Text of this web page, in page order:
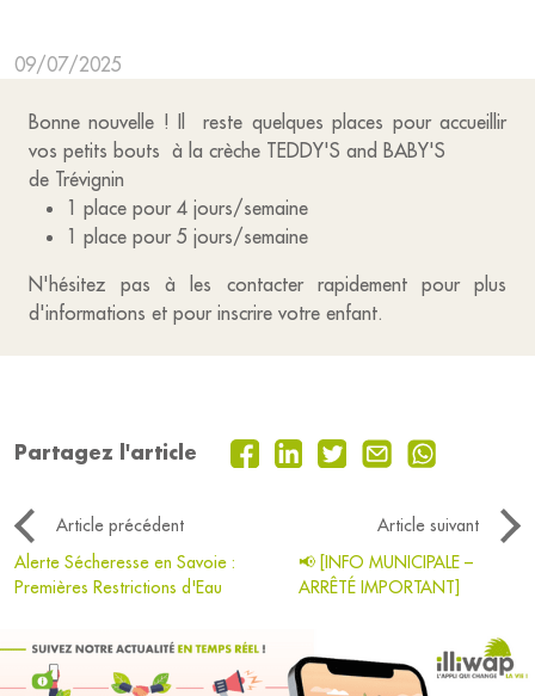
09/07/2025
Bonne nouvelle ! Il reste quelques places pour accueillir
vos petits bouts à la crèche TEDDY'S and BABY'S
de Trévignin
1 place pour 4 jours/semaine
1 place pour 5 jours/semaine
N'hésitez pas à les contacter rapidement pour plus
d'informations et pour inscrire votre enfant.
Partagez l'article
Article précédent
Article suivant
Alerte Sécheresse en Savoie :
Premières Restrictions d'Eau
📢 [INFO MUNICIPALE –
ARRÊTÉ IMPORTANT]